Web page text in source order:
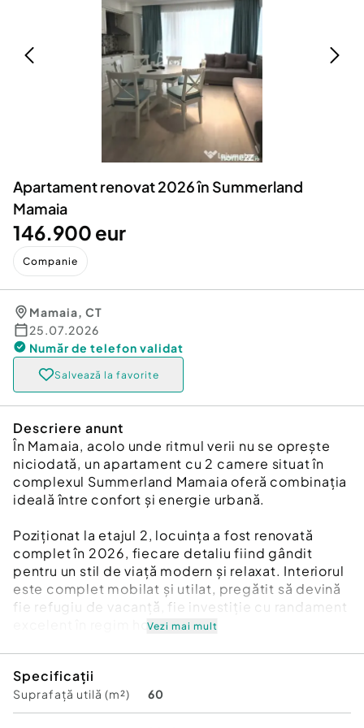
Animale de companie
Afaceri și echipamente profesionale
Inchiriere Bunuri si Vehicule
Utilaje agricole si industriale
Piese auto si accesorii
Dacia Duster
Apartament renovat 2026 în Summerland
Mamaia
146.900 eur
Companie
Mamaia, CT
25.07.2026
Număr de telefon validat
Salvează la favorite
Descriere anunt
În Mamaia, acolo unde ritmul verii nu se oprește
niciodată, un apartament cu 2 camere situat în
complexul Summerland Mamaia oferă combinația
ideală între confort și energie urbană.
Poziționat la etajul 2, locuința a fost renovată
complet în 2026, fiecare detaliu fiind gândit
pentru un stil de viață modern și relaxat. Interiorul
este complet mobilat și utilat, pregătit să devină
fie refugiu de vacanță, fie investiție cu randament
excelent în regim hotelier.
încăpere, iar vederea laterală către mare adaugă
acel plus de atmosferă care transformă fiecare
dimineață într-un moment special. Apropierea de
Vezi mai mult
Specificații
Suprafață utilă (m²) 60